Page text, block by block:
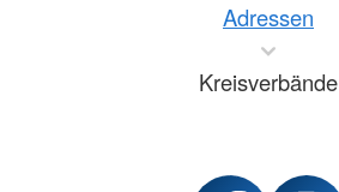
Adressen
Kreisverbände